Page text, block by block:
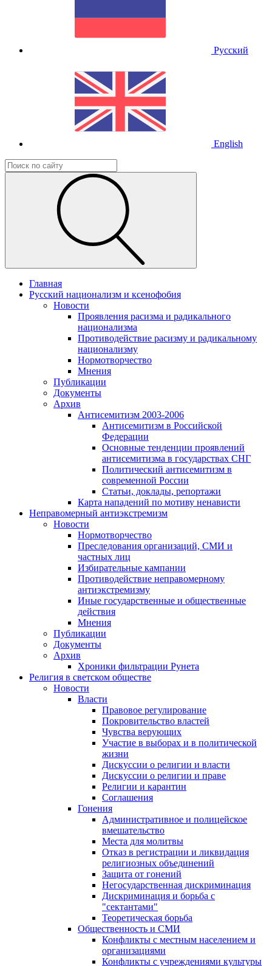
Русский
English
Главная
Русский национализм и ксенофобия
Новости
Проявления расизма и радикального
национализма
Противодействие расизму и радикальному
национализму
Нормотворчество
Мнения
Публикации
Документы
Архив
Антисемитизм 2003-2006
Антисемитизм в Российской
Федерации
Основные тенденции проявлений
антисемитизма в государствах СНГ
Политический антисемитизм в
современной России
Статьи, доклады, репортажи
Карта нападений по мотиву ненависти
Неправомерный антиэкстремизм
Новости
Нормотворчество
Преследования организаций, СМИ и
частных лиц
Избирательные кампании
Противодействие неправомерному
антиэкстремизму
Иные государственные и общественные
действия
Мнения
Публикации
Документы
Архив
Хроники фильтрации Рунета
Религия в светском обществе
Новости
Власти
Правовое регулирование
Покровительство властей
Чувства верующих
Участие в выборах и в политической
жизни
Дискуссии о религии и власти
Дискуссии о религии и праве
Религии и карантин
Соглашения
Гонения
Административное и полицейское
вмешательство
Места для молитвы
Отказ в регистрации и ликвидация
религиозных объединений
Защита от гонений
Негосударственная дискриминация
Дискриминация и борьба с
"сектантами"
Теоретическая борьба
Общественность и СМИ
Конфликты с местным населением и
организациями
Конфликты с учреждениями культуры